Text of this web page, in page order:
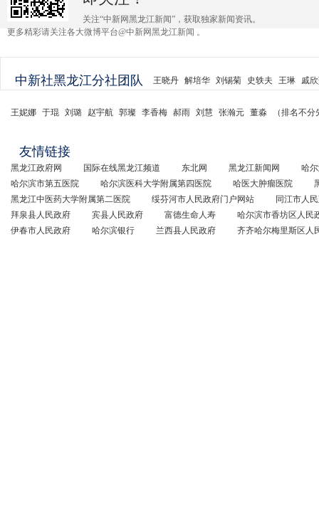
关注“中新网黑龙江新闻”，获取独家新闻资讯。
更多精彩请关注各大微博平台@中新网黑龙江新闻 。
中新社黑龙江分社团队 王晓丹 解培华 刘锡菊 史轶夫 王琳 戚
王妮娜 于琨 刘璐 赵宇航 郭璨 李香梅 郝雨 刘慧 张瀚元 董淼 （排名不
友情链接
黑龙江政府网 国际在线黑龙江频道 东北网 黑龙江新闻网
哈
哈尔滨市第五医院
哈尔滨医科大学附属第四医院 哈医大肿瘤医院
黑龙江中医药大学附属第二医院
绥芬河市人民政府门户网站
同江市人
拜泉县人民政府
宾县人民政府 富德生命人寿
哈尔滨市香坊区人民
伊春市人民政府
哈尔滨银行 兰西县人民政府 齐齐哈尔梅里斯区人